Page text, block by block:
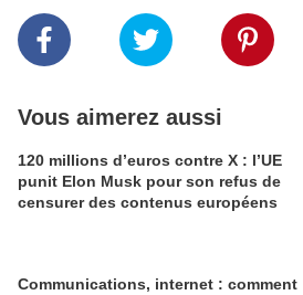
Vous aimerez aussi
120 millions d’euros contre X : l’UE
punit Elon Musk pour son refus de
censurer des contenus européens
Communications, internet : comment